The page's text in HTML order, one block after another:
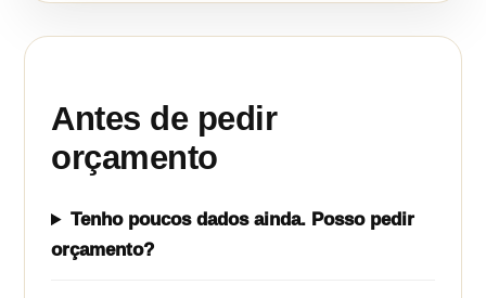
Antes de pedir
orçamento
Tenho poucos dados ainda. Posso pedir
orçamento?